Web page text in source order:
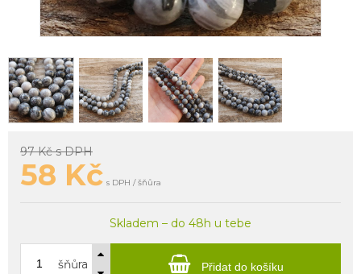
97 Kčs DPH
58 Kč s DPH / šňůra
Skladem – do 48h u tebe
šňůra Přidat do košíku